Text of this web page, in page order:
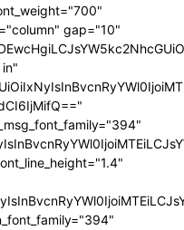
gap="10"